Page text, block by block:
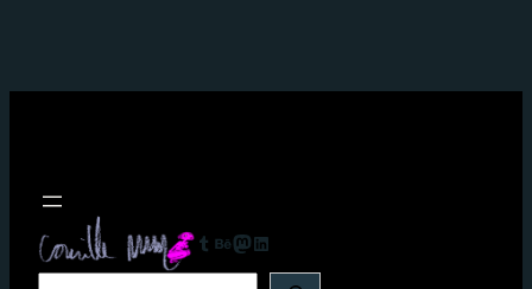
Tumblr Behance Mastodon LinkedIn